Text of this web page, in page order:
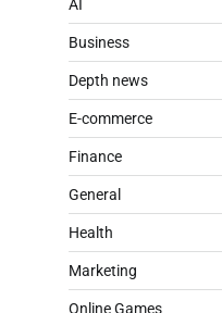
AI
Business
Depth news
E-commerce
Finance
General
Health
Marketing
Online Games